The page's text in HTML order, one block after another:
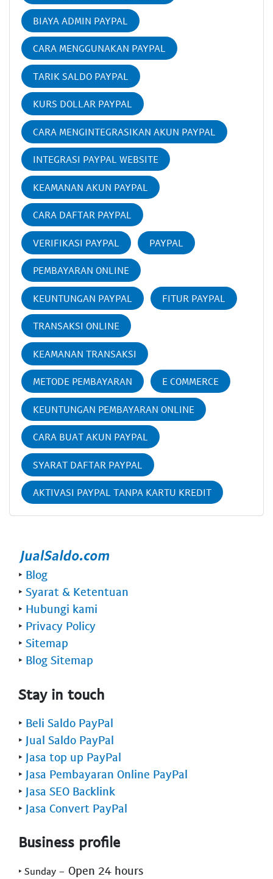
BIAYA ADMIN PAYPAL
CARA MENGGUNAKAN PAYPAL
TARIK SALDO PAYPAL
KURS DOLLAR PAYPAL
CARA MENGINTEGRASIKAN AKUN PAYPAL
INTEGRASI PAYPAL WEBSITE
KEAMANAN AKUN PAYPAL
CARA DAFTAR PAYPAL
VERIFIKASI PAYPAL PAYPAL
PEMBAYARAN ONLINE
KEUNTUNGAN PAYPAL FITUR PAYPAL
TRANSAKSI ONLINE
KEAMANAN TRANSAKSI
METODE PEMBAYARAN E COMMERCE
KEUNTUNGAN PEMBAYARAN ONLINE
CARA BUAT AKUN PAYPAL
SYARAT DAFTAR PAYPAL
AKTIVASI PAYPAL TANPA KARTU KREDIT
‣ Blog
‣ Syarat & Ketentuan
‣ Hubungi kami
‣ Privacy Policy
‣ Sitemap
‣ Blog Sitemap
Stay in touch
‣ Beli Saldo PayPal
‣ Jual Saldo PayPal
‣ Jasa top up PayPal
‣ Jasa Pembayaran Online PayPal
‣ Jasa SEO Backlink
‣ Jasa Convert PayPal
Business profile
‣ Sunday - Open 24 hours